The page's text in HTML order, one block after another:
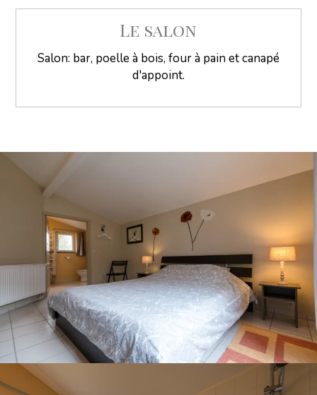
Le salon
Salon: bar, poelle à bois, four à pain et canapé
d'appoint.